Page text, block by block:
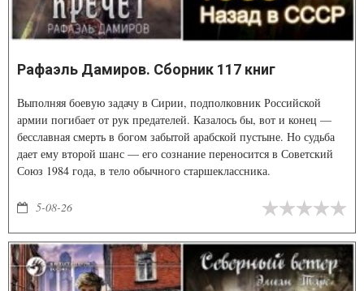
Рафаэль Дамиров. Сборник 117 книг
Выполняя боевую задачу в Сирии, подполковник Российской
армии погибает от рук предателей. Казалось бы, вот и конец —
бесславная смерть в богом забытой арабской пустыне. Но судьба
дает ему второй шанс — его сознание переносится в Советский
Союз 1984 года, в тело обычного старшеклассника.
5-08-26